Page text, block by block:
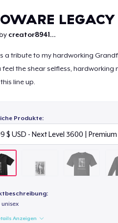
LEGACY
creator8941...
a tribute to my hardworking
feel the shear selfless, hardworking
line up.
Produkte:
Anzeigen